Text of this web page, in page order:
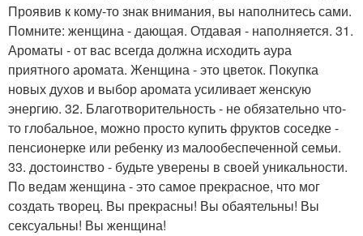
Проявив к кому-то знак внимания, вы наполнитесь сами.
Помните: женщина - дающая. Отдавая - наполняется. 31.
Ароматы - от вас всегда должна исходить аура
приятного аромата. Женщина - это цветок. Покупка
новых духов и выбор аромата усиливает женскую
энергию. 32. Благотворительность - не обязательно что-
то глобальное, можно просто купить фруктов соседке -
пенсионерке или ребенку из малообеспеченной семьи.
33. достоинство - будьте уверены в своей уникальности.
По ведам женщина - это самое прекрасное, что мог
создать творец. Вы прекрасны! Вы обаятельны! Вы
сексуальны! Вы женщина!